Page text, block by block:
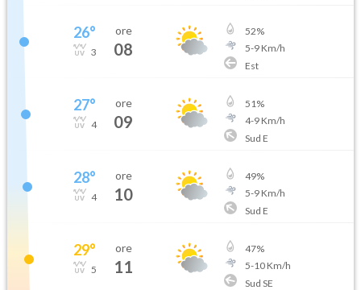
26°
3
ore
08
52%
5-9Km/h
Est
27°
4
ore
09
51%
4-9Km/h
Sud E
28°
4
ore
10
49%
5-9Km/h
Sud E
29°
5
ore
11
47%
5-10Km/h
Sud SE